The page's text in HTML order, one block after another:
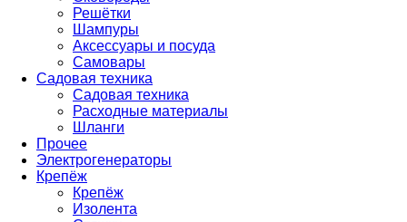
Решётки
Шампуры
Аксессуары и посуда
Самовары
Садовая техника
Садовая техника
Расходные материалы
Шланги
Прочее
Электрогенераторы
Крепёж
Крепёж
Изолента